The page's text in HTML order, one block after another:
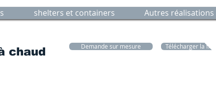
shelters et containers Autres réalisations
chaud Demande sur mesure Télécharger la fiche